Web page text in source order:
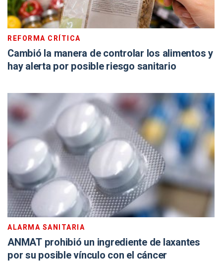
REFORMA CRÍTICA
Cambió la manera de controlar los alimentos y
hay alerta por posible riesgo sanitario
ALARMA SANITARIA
ANMAT prohibió un ingrediente de laxantes
por su posible vínculo con el cáncer